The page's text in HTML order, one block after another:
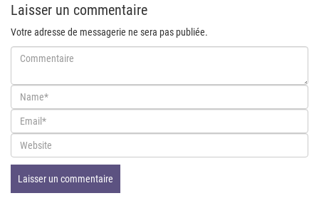
Laisser un commentaire
Votre adresse de messagerie ne sera pas publiée.